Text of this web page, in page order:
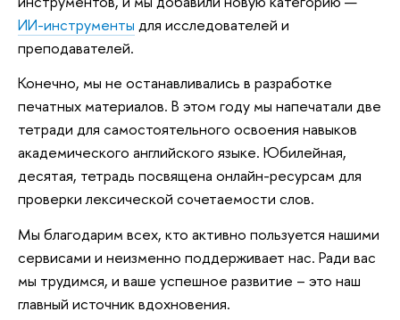
ИИ-инструменты для исследователей и
преподавателей.
Конечно, мы не останавливались в разработке
печатных материалов. В этом году мы напечатали две
тетради для самостоятельного освоения навыков
академического английского языке. Юбилейная,
десятая, тетрадь посвящена онлайн-ресурсам для
проверки лексической сочетаемости слов.
Мы благодарим всех, кто активно пользуется нашими
сервисами и неизменно поддерживает нас. Ради вас
мы трудимся, и ваше успешное развитие – это наш
главный источник вдохновения.